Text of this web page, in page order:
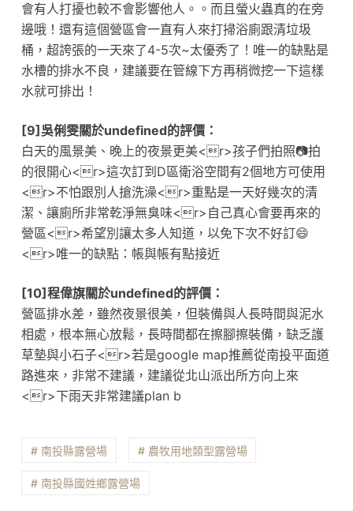
會有人打擾也較不會影響他人。。而且螢火蟲真的在旁
邊哦！還有這個營區會一直有人來打掃浴廁跟清垃圾
桶，超誇張的一天來了4-5次~太優秀了！唯一的缺點是
水槽的排水不良，建議要在管線下方再稍微挖一下這樣
水就可排出！
[9]吳俐雯關於undefined的評價：
白天的風景美、晚上的夜景更美<r>孩子們拍照📷拍
的很開心<r>這次訂到D區衛浴空間有2個地方可使用
<r>不怕跟別人搶洗澡<r>重點是一天好幾次的清
潔、讓廁所非常乾淨無臭味<r>自己真心會要再來的
營區<r>希望別讓太多人知道，以免下次不好訂😄
<r>唯一的缺點：帳與帳有點接近
[10]程偉旗關於undefined的評價：
營區排水差，雖然夜景很美，但裝備與人長時間與泥水
相處，根本無心放鬆，長時間都在擦腳擦裝備，缺乏護
草墊與小石子<r>若是google map推薦從南投平面道
路進來，非常不建議，建議從北山派出所方向上來
<r>下雨天非常建議plan b
# 南投縣露營場 # 農牧用地類型露營場
# 南投縣國姓鄉露營場